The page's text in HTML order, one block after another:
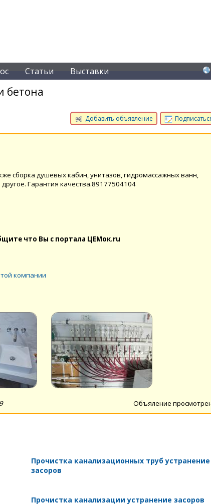
Статьи Выставки
бетона
Добавить объявление
сборка душевых кабин, унитазов, гидромассажных ванн,
Гарантия качества.89177504104
что Вы с портала ЦЕМок.ru
компании
Объяление
Прочистка канализационных труб устранение
засоров
Прочистка канализации устранение засоров